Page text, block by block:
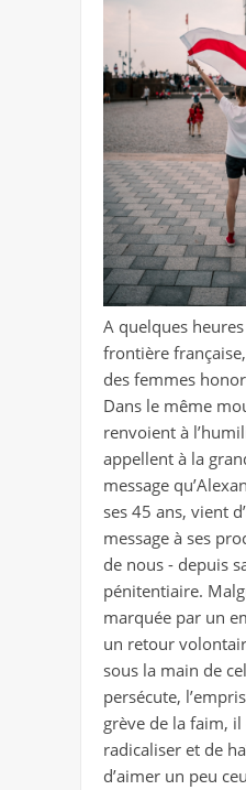
A quelques
frontière
des femmes
Dans le même
renvoient à
appellent à la
message
ses 45 ans, vient
message à ses
de nous - depuis
pénitentiaire.
marquée par un
un retour
sous la main de
persécute,
grève de la faim,
radicaliser et de
d’aimer un peu